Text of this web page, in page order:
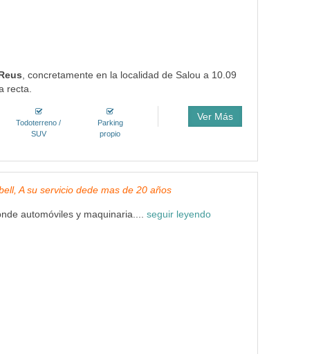
, concretamente en la localidad de Salou a 10.09
recta.
Todoterreno /
SUV
Parking
propio
Ver Más
A su servicio dede mas de 20 años
automóviles y maquinaria.... seguir leyendo